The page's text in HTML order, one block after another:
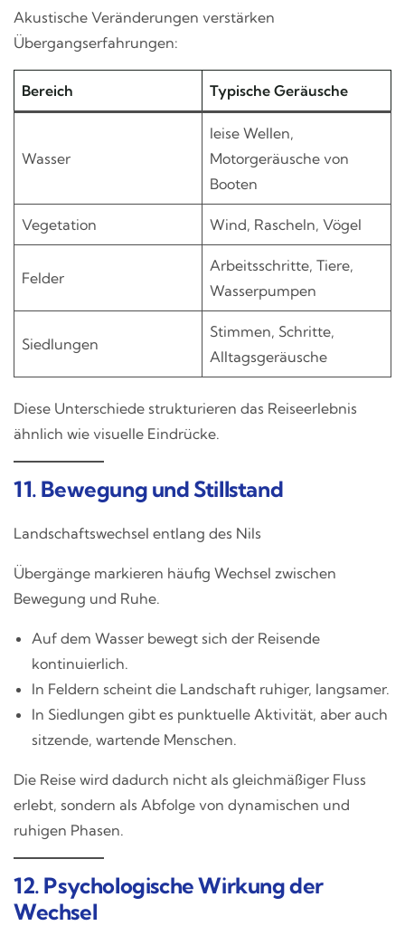
Akustische Veränderungen verstärken
Übergangserfahrungen:
Bereich Typische Geräusche
Wasser
leise Wellen,
Motorgeräusche von
Booten
Vegetation Wind, Rascheln, Vögel
Felder
Arbeitsschritte, Tiere,
Wasserpumpen
Siedlungen
Stimmen, Schritte,
Alltagsgeräusche
Diese Unterschiede strukturieren das Reiseerlebnis
ähnlich wie visuelle Eindrücke.
11. Bewegung und Stillstand
Landschaftswechsel entlang des Nils
Übergänge markieren häufig Wechsel zwischen
Bewegung und Ruhe.
Auf dem Wasser bewegt sich der Reisende
kontinuierlich.
In Feldern scheint die Landschaft ruhiger, langsamer.
In Siedlungen gibt es punktuelle Aktivität, aber auch
sitzende, wartende Menschen.
Die Reise wird dadurch nicht als gleichmäßiger Fluss
erlebt, sondern als Abfolge von dynamischen und
ruhigen Phasen.
12. Psychologische Wirkung der
Wechsel